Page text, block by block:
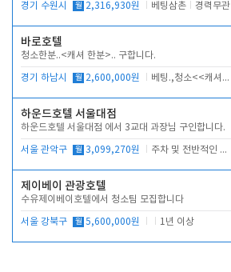
경기 수원시 월 2,316,930원 베팅삼촌 경력무관
바로호텔
청소한분..<캐셔 한분>.. 구합니다.
경기 하남시 월 2,600,000원 베팅.,청소<<캐셔 모셔봅니다.
하운드호텔 서울대점
하운드호텔 서울대점 에서 3교대 과장님 구인합니다.
서울 관악구 월 3,099,270원 주차 및 전반적인 당번업무
제이베이 관광호텔
수유제이베이호텔에서 청소팀 모집합니다
서울 강북구 월 5,600,000원 1년 이상